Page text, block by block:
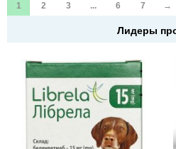
1 2 3 ... 6 7 →
Лидеры